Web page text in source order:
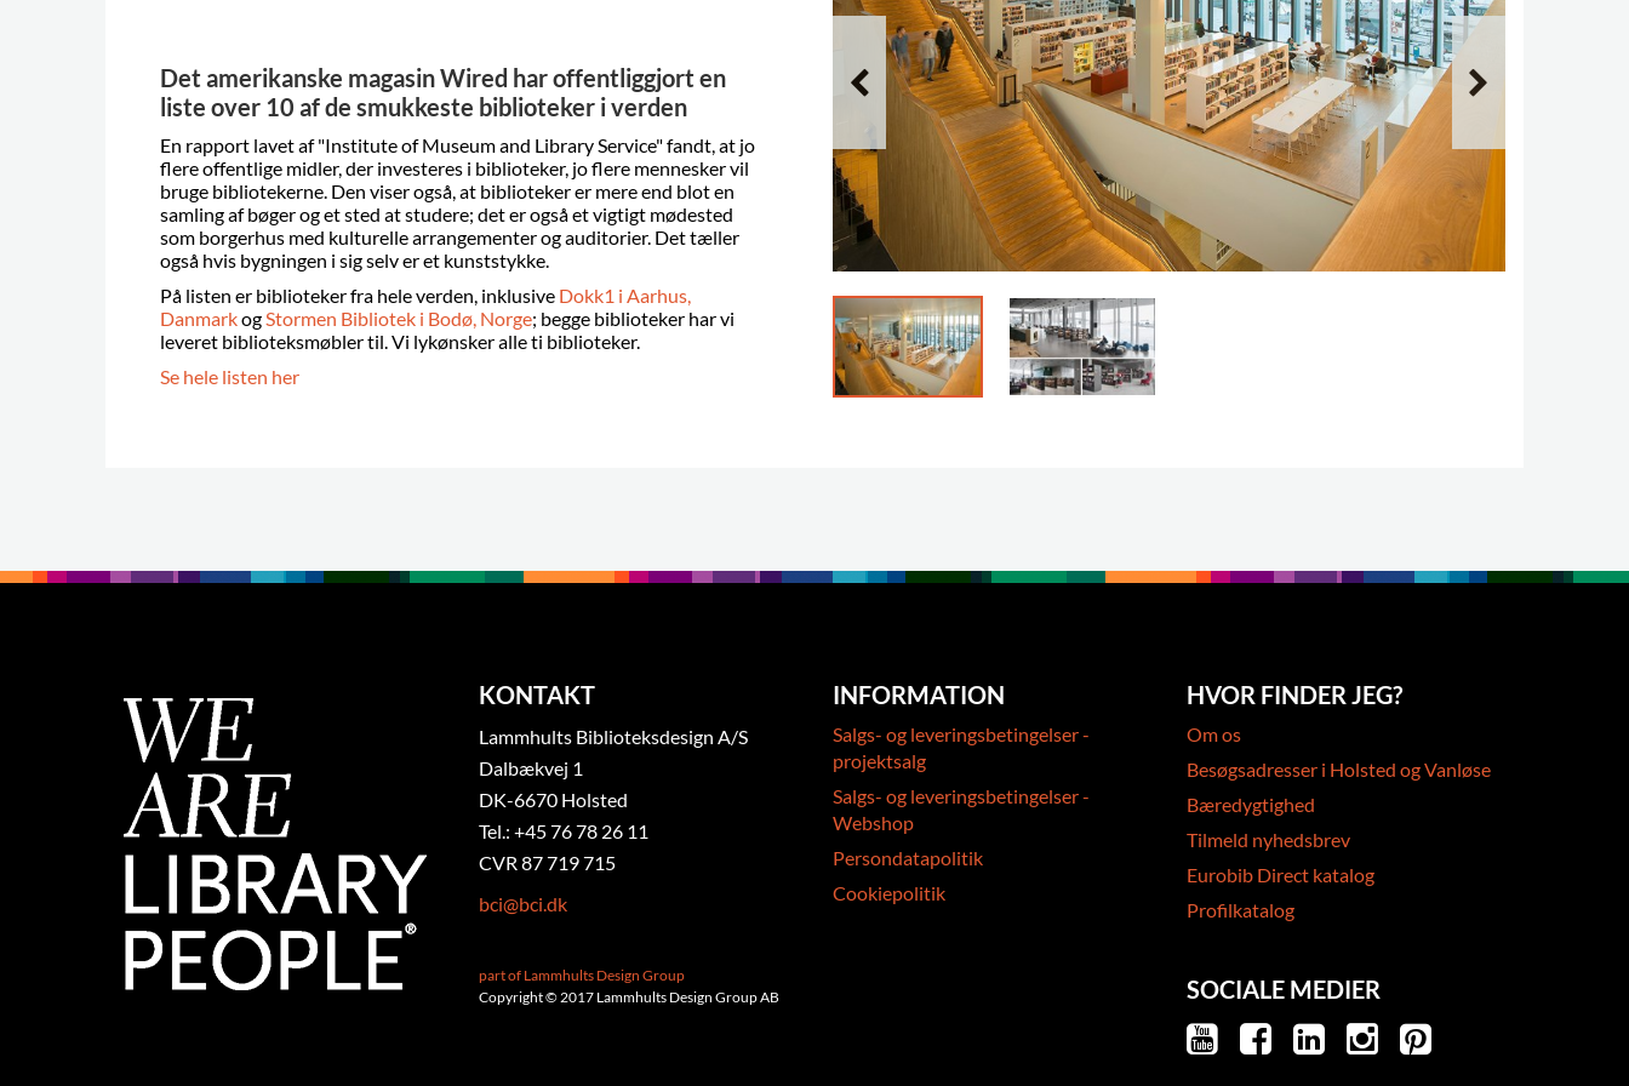
Det amerikanske magasin Wired har offentliggjort en
liste over 10 af de smukkeste biblioteker i verden
En rapport lavet af "Institute of Museum and Library Service" fandt, at jo
flere offentlige midler, der investeres i biblioteker, jo flere mennesker vil
bruge bibliotekerne. Den viser også, at biblioteker er mere end blot en
samling af bøger og et sted at studere; det er også et vigtigt mødested
som borgerhus med kulturelle arrangementer og auditorier. Det tæller
også hvis bygningen i sig selv er et kunststykke.
På listen er biblioteker fra hele verden, inklusive Dokk1 i Aarhus,
DanmarkogStormen Bibliotek i Bodø, Norge; begge biblioteker har vi
leveret biblioteksmøbler til. Vi lykønsker alle ti biblioteker.
Se hele listen her
KONTAKT
Lammhults Biblioteksdesign A/S
Dalbækvej 1
DK-6670 Holsted
Tel.: +45 76 78 26 11
CVR 87 719 715
bci@bci.dk
part of Lammhults Design Group
Copyright © 2017 Lammhults Design Group AB
INFORMATION
Salgs- og leveringsbetingelser -
projektsalg
Salgs- og leveringsbetingelser -
Webshop
Persondatapolitik
Cookiepolitik
HVOR FINDER JEG?
Om os
Besøgsadresser i Holsted og Vanløse
Bæredygtighed
Tilmeld nyhedsbrev
Eurobib Direct katalog
Profilkatalog
SOCIALE MEDIER